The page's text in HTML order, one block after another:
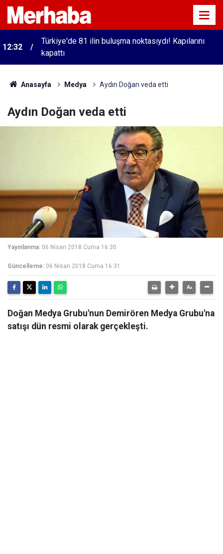
12:32
Türkiye'de 81 ilin buluşma noktasıydı! Kapılarını
kapattı
Anasayfa Medya Aydın Doğan veda etti
Aydın Doğan veda etti
Yayınlanma: 06 Nisan 2018 Cuma 16:30
Güncelleme: 06 Nisan 2018 Cuma 16:31
Doğan Medya Grubu'nun Demirören Medya Grubu'na
satışı dün resmi olarak gerçekleşti.